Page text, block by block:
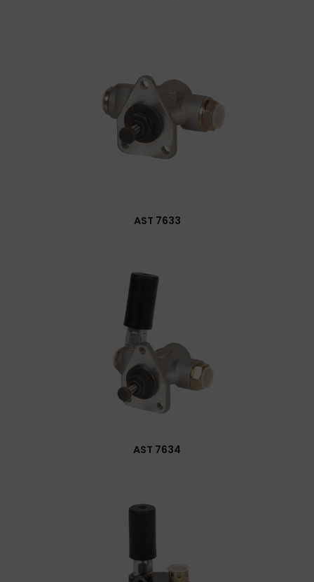
AST 7633
AST 7634